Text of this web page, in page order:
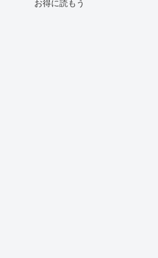
お得に読もう